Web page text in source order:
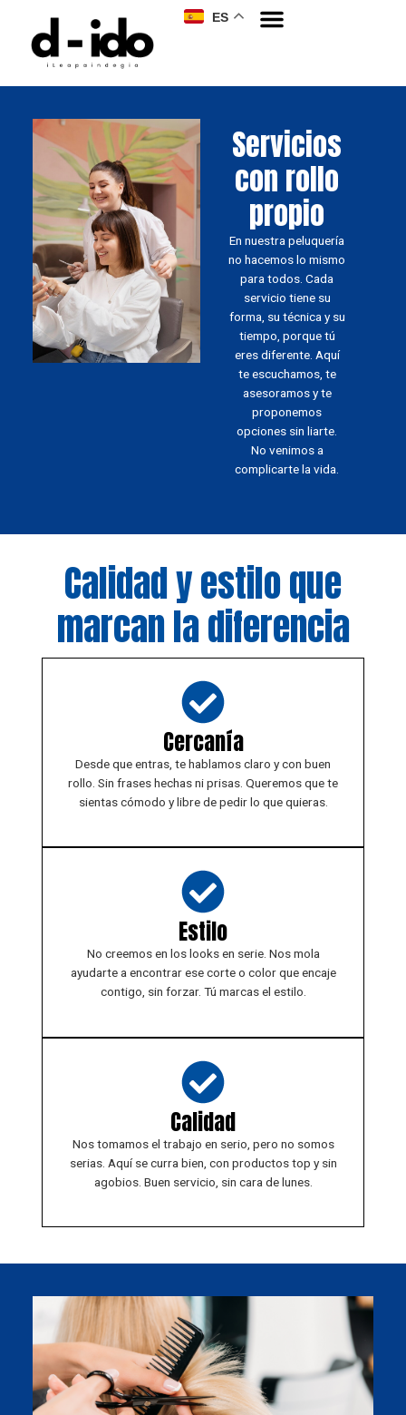
ES
Servicios
con rollo
propio
En nuestra peluquería
no hacemos lo mismo
para todos. Cada
servicio tiene su
forma, su técnica y su
tiempo, porque tú
eres diferente. Aquí
te escuchamos, te
asesoramos y te
proponemos
opciones sin liarte.
No venimos a
complicarte la vida.
Calidad y estilo que
marcan la diferencia
Cercanía
Desde que entras, te hablamos claro y con buen
rollo. Sin frases hechas ni prisas. Queremos que te
sientas cómodo y libre de pedir lo que quieras.
Estilo
No creemos en los looks en serie. Nos mola
ayudarte a encontrar ese corte o color que encaje
contigo, sin forzar. Tú marcas el estilo.
Calidad
Nos tomamos el trabajo en serio, pero no somos
serias. Aquí se curra bien, con productos top y sin
agobios. Buen servicio, sin cara de lunes.